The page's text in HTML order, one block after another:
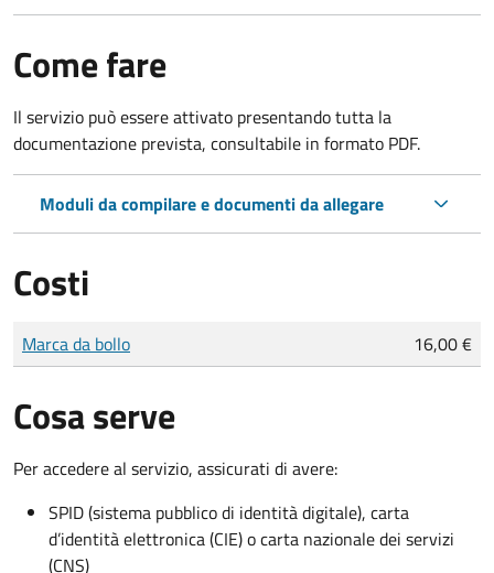
Come fare
Il servizio può essere attivato presentando tutta la
documentazione prevista, consultabile in formato PDF.
Moduli da compilare e documenti da allegare
Costi
Tipo di pagamento
Importo
Marca da bollo 16,00 €
Cosa serve
Per accedere al servizio, assicurati di avere:
SPID (sistema pubblico di identità digitale), carta
d’identità elettronica (CIE) o carta nazionale dei servizi
(CNS)